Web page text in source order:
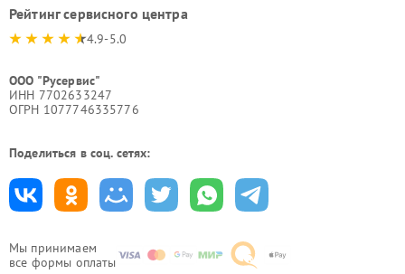
Мы принимаем
все формы оплаты
Рейтинг сервисного центра
4.9-5.0
ООО "Русервис"
ИНН 7702633247
ОГРН 1077746335776
Поделиться в соц. сетях: